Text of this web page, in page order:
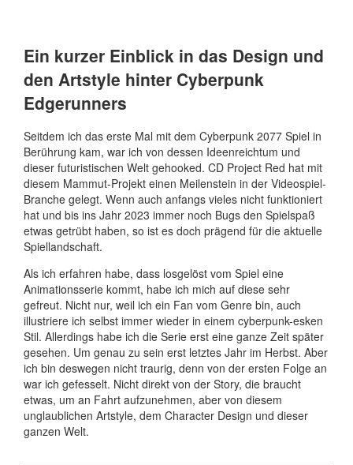
Ein kurzer Einblick in das Design und
den Artstyle hinter Cyberpunk
Edgerunners
Seitdem ich das erste Mal mit dem Cyberpunk 2077 Spiel in
Berührung kam, war ich von dessen Ideenreichtum und
dieser futuristischen Welt gehooked. CD Project Red hat mit
diesem Mammut-Projekt einen Meilenstein in der Videospiel-
Branche gelegt. Wenn auch anfangs vieles nicht funktioniert
hat und bis ins Jahr 2023 immer noch Bugs den Spielspaß
etwas getrübt haben, so ist es doch prägend für die aktuelle
Spiellandschaft.
Als ich erfahren habe, dass losgelöst vom Spiel eine
Animationsserie kommt, habe ich mich auf diese sehr
gefreut. Nicht nur, weil ich ein Fan vom Genre bin, auch
illustriere ich selbst immer wieder in einem cyberpunk-esken
Stil. Allerdings habe ich die Serie erst eine ganze Zeit später
gesehen. Um genau zu sein erst letztes Jahr im Herbst. Aber
ich bin deswegen nicht traurig, denn von der ersten Folge an
war ich gefesselt. Nicht direkt von der Story, die braucht
etwas, um an Fahrt aufzunehmen, aber von diesem
unglaublichen Artstyle, dem Character Design und dieser
ganzen Welt.